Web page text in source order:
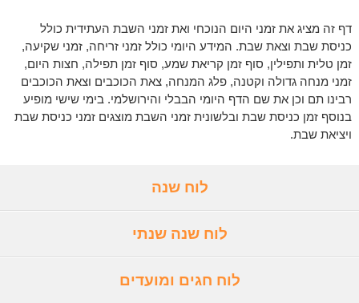
דף זה מציג את זמני היום הנוכחי ואת זמני השבת העתידית כולל
כניסת שבת וצאת שבת. המידע היומי כולל זמני זריחה, זמני שקיעה,
זמן טלית ותפילין, סוף זמן קריאת שמע, סוף זמן תפילה, חצות היום,
זמני מנחה גדולה וקטנה, פלג המנחה, צאת הכוכבים וצאת הכוכבים
רבינו תם וכן את שם הדף היומי הבבלי והירושלמי. בימי שישי מופיע
בנוסף זמן כניסת שבת ובלשונית זמני השבת מוצגים זמני כניסת שבת
ויציאת שבת.
לוח שנה
לוח שנה שנתי
לוח חגים ומועדים